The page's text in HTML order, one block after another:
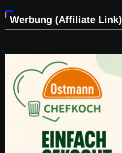
Werbung (Affiliate Link)